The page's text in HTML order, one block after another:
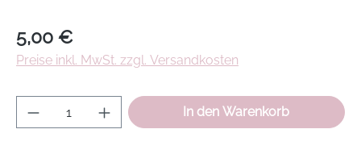
Regulärer Preis:
5,00 €
Preise inkl. MwSt. zzgl. Versandkosten
Produkt Anzahl: Gib den gewünschten
In den Warenkorb